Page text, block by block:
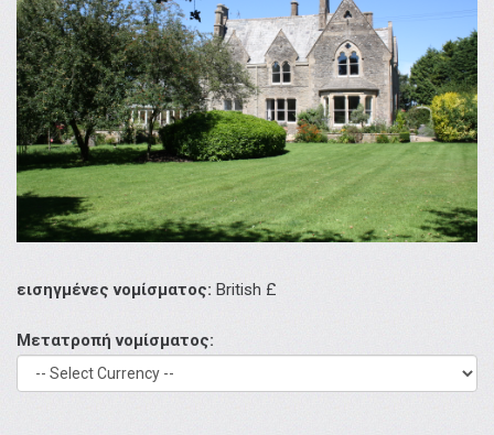
εισηγμένες νομίσματος: British £
Μετατροπή νομίσματος: